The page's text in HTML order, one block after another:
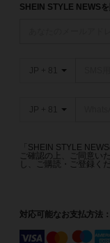
SHEIN STYLE NEWS
JP + 81
JP + 81
「SHEIN STYLE
ご確認の上、ご同意い
し、ご購読・ご登録く
対応可能なお支払方法：